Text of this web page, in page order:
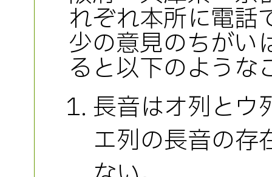
れぞれ本所に電話
少の意見のちがい
ると以下のような
長音はオ列とウ
エ列の長音の存